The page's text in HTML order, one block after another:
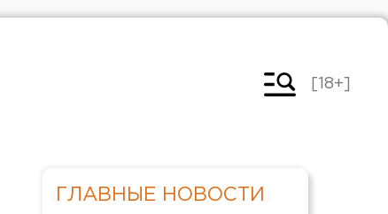
[18+]
ГЛАВНЫЕ НОВОСТИ